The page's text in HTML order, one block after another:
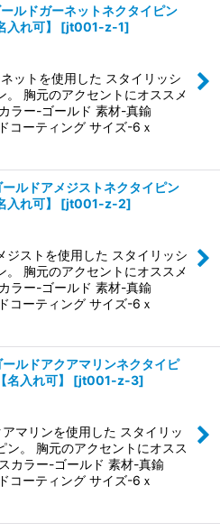
ルドガーネットネクタイピン
入れ可】
[jt001-z-1]
ットを使用した スタイリッシ
。 胸元のアクセントにオススメ
ラー-ゴールド 素材-真鍮
コーティング サイズ-6ｘ
ルドアメジストネクタイピン
入れ可】
[jt001-z-2]
ジストを使用した スタイリッシ
。 胸元のアクセントにオススメ
ラー-ゴールド 素材-真鍮
コーティング サイズ-6ｘ
ルドアクアマリンネクタイピ
入れ可】
[jt001-z-3]
マリンを使用した スタイリッ
ン。 胸元のアクセントにオスス
カラー-ゴールド 素材-真鍮
コーティング サイズ-6ｘ